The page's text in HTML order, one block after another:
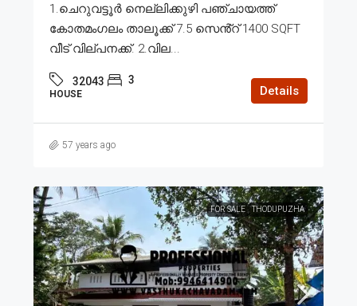
1.ചെറുവട്ടൂർ നെല്ലിക്കുഴി പഞ്ചായത്ത്
കോതമംഗലം താലൂക്ക് 7.5 സെൻ്റ് 1400 SQFT
വീട് വില്പനക്ക്. 2.വില...
32043 3
HOUSE Details
57 years ago
FOR SALE THODUPUZHA